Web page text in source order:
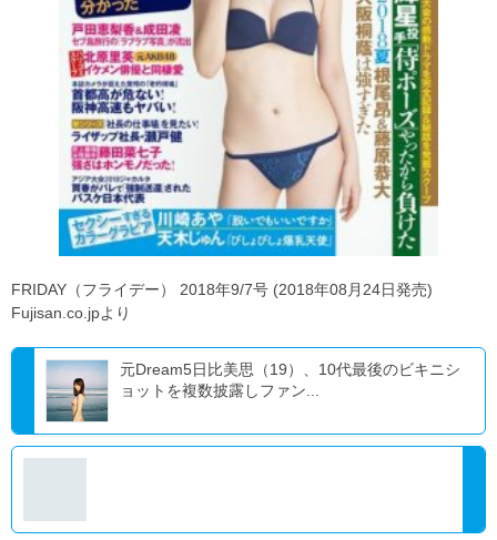
FRIDAY（フライデー） 2018年9/7号 (2018年08月24日発売)
Fujisan.co.jpより
元Dream5日比美思（19）、10代最後のビキニシ
ョットを複数披露しファン...